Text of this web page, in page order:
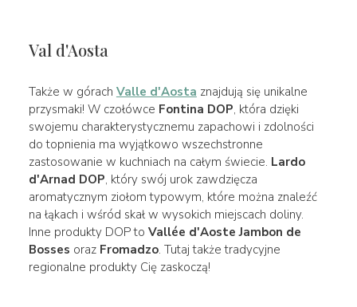
Val d'Aosta
Także w górach Valle d'Aosta znajdują się unikalne
przysmaki! W czołówce Fontina DOP, która dzięki
swojemu charakterystycznemu zapachowi i zdolności
do topnienia ma wyjątkowo wszechstronne
zastosowanie w kuchniach na całym świecie. Lardo
d'Arnad DOP, który swój urok zawdzięcza
aromatycznym ziołom typowym, które można znaleźć
na łąkach i wśród skał w wysokich miejscach doliny.
Inne produkty DOP to Vallée d'Aoste Jambon de
Bosses oraz Fromadzo. Tutaj także tradycyjne
regionalne produkty Cię zaskoczą!